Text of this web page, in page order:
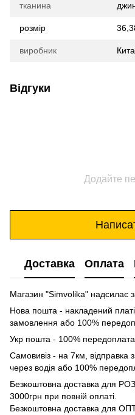
тканина
розмір
виробник
Відгуки
Додайте
Доставка Оплата
Магазин "Simvolika" надсилає
Нова пошта - накладений
замовлення або 100%
Укр пошта - 100% передоплата.
Самовивіз - на 7км, відправка
через водія або 100%
Безкоштовна доставка для
3000грн при повній оплаті.
Безкоштовна доставка для